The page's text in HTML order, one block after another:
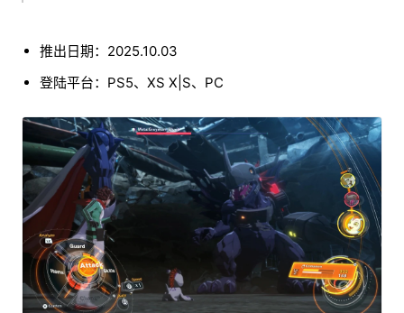
推出日期：2025.10.03
登陆平台：PS5、XS X|S、PC